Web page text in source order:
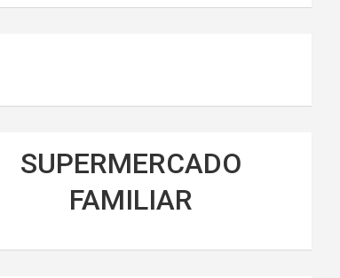
SUPERMERCADO
FAMILIAR